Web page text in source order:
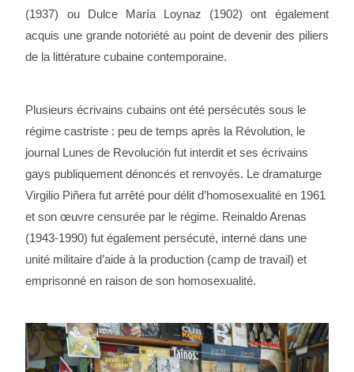
(1937) ou Dulce María Loynaz (1902) ont également
acquis une grande notoriété au point de devenir des piliers
de la littérature cubaine contemporaine.
Plusieurs écrivains cubains ont été persécutés sous le
régime castriste : peu de temps après la Révolution, le
journal Lunes de Revolución fut interdit et ses écrivains
gays publiquement dénoncés et renvoyés. Le dramaturge
Virgilio Piñera fut arrêté pour délit d’homosexualité en 1961
et son œuvre censurée par le régime. Reinaldo Arenas
(1943-1990) fut également persécuté, interné dans une
unité militaire d’aide à la production (camp de travail) et
emprisonné en raison de son homosexualité.